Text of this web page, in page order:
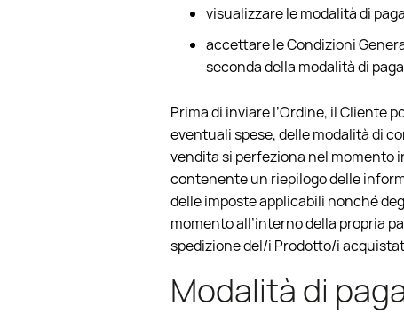
visualizzare le modalità di
accettare le Condizioni
seconda della modalità di
Prima di inviare l’Ordine, il Cliente
eventuali spese, delle modalità di
vendita si perfeziona nel momento
contenente un riepilogo delle
delle imposte applicabili nonché
momento all’interno della propria
spedizione del/i Prodotto/i
Modalità di